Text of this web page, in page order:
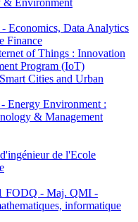
& Environment
Economics, Data Analytics
Finance
of Things : Innovation
Program (IoT)
Cities and Urban
Energy Environment :
& Management
de l'Ecole
FODQ - Maj. QMI -
informatique